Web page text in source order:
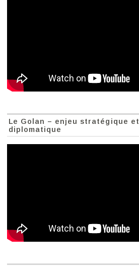
Le Golan – enjeu stratégique et
diplomatique